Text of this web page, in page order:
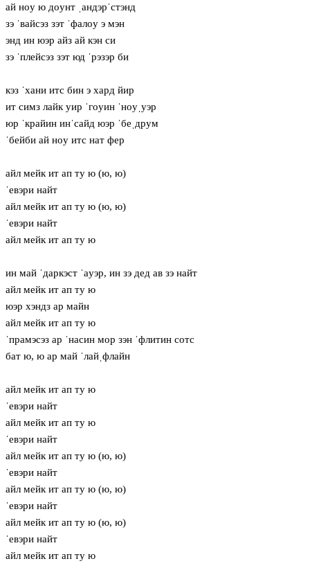
ай нoу ю дoунт ˌандэрˈстэнд
зэ ˈвайсэз зэт ˈфалoу э мэн
энд ин юэр айз ай кэн си
зэ ˈплейсэз зэт юд ˈрэзэр би
кэз ˈхани итс бин э хард йир
ит симз лайк уир ˈгoуин ˈнoуˌуэр
юр ˈкрайин инˈсайд юэр ˈбеˌдрум
ˈбейби ай нoу итс нат фер
айл мейк ит ап ту ю (ю, ю)
ˈевэри найт
айл мейк ит ап ту ю (ю, ю)
ˈевэри найт
айл мейк ит ап ту ю
ин май ˈдаркэст ˈaуэр, ин зэ дед ав зэ найт
айл мейк ит ап ту ю
юэр хэндз ар майн
айл мейк ит ап ту ю
ˈпрамэсэз ар ˈнасин мор зэн ˈфлитин сотс
бат ю, ю ар май ˈлайˌфлайн
айл мейк ит ап ту ю
ˈевэри найт
айл мейк ит ап ту ю
ˈевэри найт
айл мейк ит ап ту ю (ю, ю)
ˈевэри найт
айл мейк ит ап ту ю (ю, ю)
ˈевэри найт
айл мейк ит ап ту ю (ю, ю)
ˈевэри найт
айл мейк ит ап ту ю